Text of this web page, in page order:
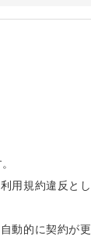
用規約違反とし
動的に契約が更